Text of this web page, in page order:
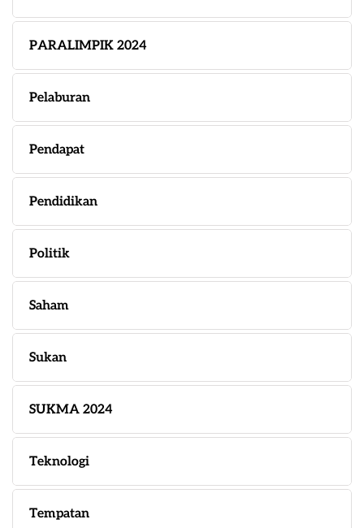
PARALIMPIK 2024
Pelaburan
Pendapat
Pendidikan
Politik
Saham
Sukan
SUKMA 2024
Teknologi
Tempatan